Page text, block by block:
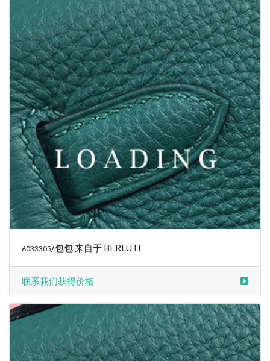
6034802/衣服 来自于 BERLUTI
联系我们获得价格